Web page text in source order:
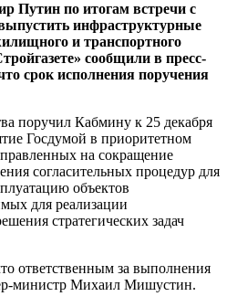
Путин по итогам встречи с
инфраструктурные
и транспортного
сообщили в пресс-
срок исполнения поручения
поручил Кабмину к 25 декабря
Госдумой в приоритетном
на сокращение
согласительных процедур для
объектов
для реализации
стратегических задач
ответственным за выполнения
министр Михаил Мишустин.